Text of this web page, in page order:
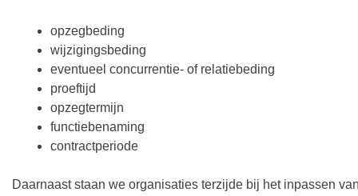
opzegbeding
wijzigingsbeding
eventueel concurrentie- of relatiebeding
proeftijd
opzegtermijn
functiebenaming
contractperiode
Daarnaast staan we organisaties terzijde bij het inpassen